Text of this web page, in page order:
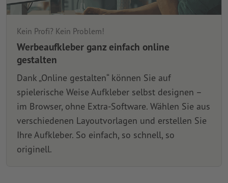
Kein Profi? Kein Problem!
Werbeaufkleber ganz einfach online
gestalten
Dank „Online gestalten“ können Sie auf
spielerische Weise Aufkleber selbst designen –
im Browser, ohne Extra-Software. Wählen Sie aus
verschiedenen Layoutvorlagen und erstellen Sie
Ihre Aufkleber. So einfach, so schnell, so
originell.